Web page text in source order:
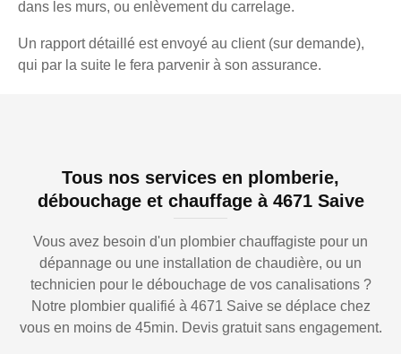
dans les murs, ou enlèvement du carrelage.
Un rapport détaillé est envoyé au client (sur demande),
qui par la suite le fera parvenir à son assurance.
Tous nos services en plomberie,
débouchage et chauffage à 4671 Saive
Vous avez besoin d'un plombier chauffagiste pour un
dépannage ou une installation de chaudière, ou un
technicien pour le débouchage de vos canalisations ?
Notre plombier qualifié à 4671 Saive se déplace chez
vous en moins de 45min. Devis gratuit sans engagement.